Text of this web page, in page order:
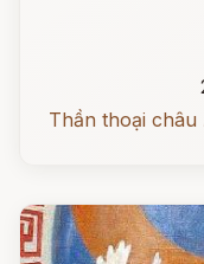
Thần thoại châu